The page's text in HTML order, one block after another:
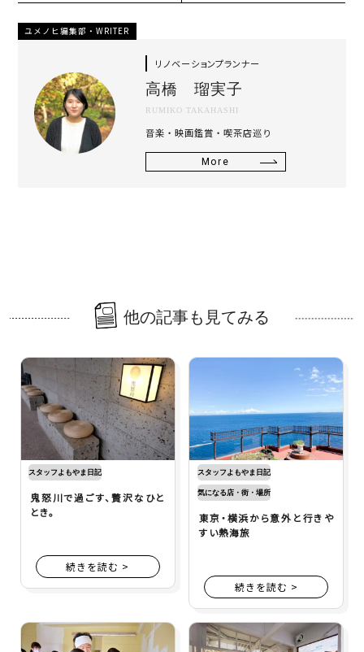
ユメノヒ編集部・WRITER
リノベーションプランナー
高橋 瑠実子
RUMIKO TAKAHASHI
音楽・映画鑑賞・喫茶店巡り
More
他の記事も見てみる
スタッフよもやま日記
鬼怒川で過ごす、贅沢なひと
とき。
続きを読む >
スタッフよもやま日記
気になる店・街・場所
東京・横浜から意外と行きや
すい熱海旅
続きを読む >